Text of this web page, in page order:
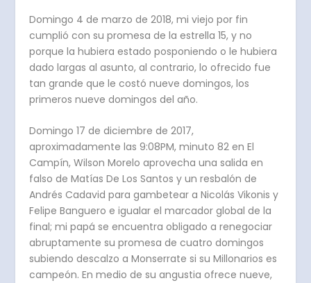
Domingo 4 de marzo de 2018, mi viejo por fin
cumplió con su promesa de la estrella 15, y no
porque la hubiera estado posponiendo o le hubiera
dado largas al asunto, al contrario, lo ofrecido fue
tan grande que le costó nueve domingos, los
primeros nueve domingos del año.
Domingo 17 de diciembre de 2017,
aproximadamente las 9:08PM, minuto 82 en El
Campín, Wilson Morelo aprovecha una salida en
falso de Matías De Los Santos y un resbalón de
Andrés Cadavid para gambetear a Nicolás Vikonis y
Felipe Banguero e igualar el marcador global de la
final; mi papá se encuentra obligado a renegociar
abruptamente su promesa de cuatro domingos
subiendo descalzo a Monserrate si su Millonarios es
campeón. En medio de su angustia ofrece nueve,